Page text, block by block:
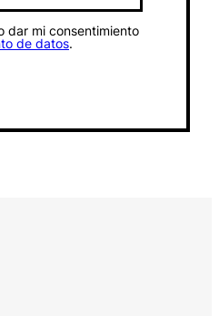
dar mi consentimiento
de datos.